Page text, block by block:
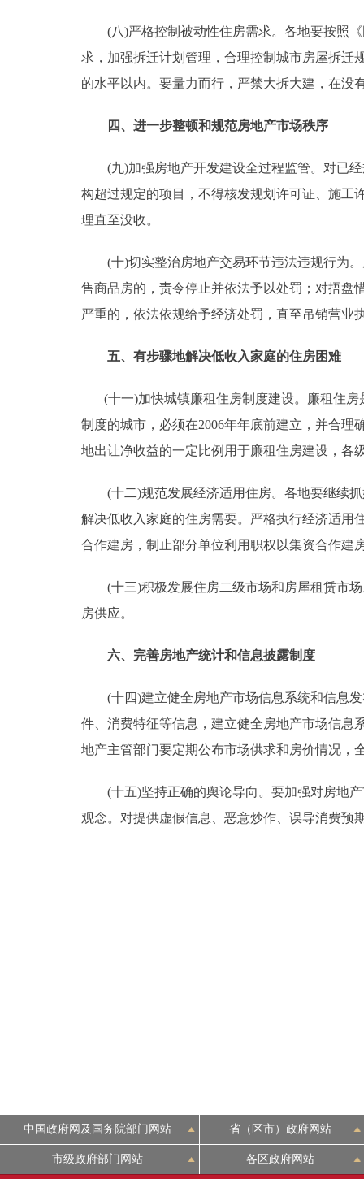
(八)严格控制被动性住房需求。各地要按照《
求，加强拆迁计划管理，合理控制城市房屋拆迁
的水平以内。要量力而行，严禁大拆大建，在没
四、进一步整顿和规范房地产市场秩序
(九)加强房地产开发建设全过程监管。对已经
构超过规定的项目，不得核发规划许可证、施工
理直至没收。
(十)切实整治房地产交易环节违法违规行为。
售商品房的，责令停止并依法予以处罚；对捂盘
严重的，依法依规给予经济处罚，直至吊销营业
五、有步骤地解决低收入家庭的住房困难
(十一)加快城镇廉租住房制度建设。廉租住房
制度的城市，必须在2006年年底前建立，并合
地出让净收益的一定比例用于廉租住房建设，各
(十二)规范发展经济适用住房。各地要继续抓
解决低收入家庭的住房需要。严格执行经济适用
合作建房，制止部分单位利用职权以集资合作建
(十三)积极发展住房二级市场和房屋租赁市场
房供应。
六、完善房地产统计和信息披露制度
(十四)建立健全房地产市场信息系统和信息发
件、消费特征等信息，建立健全房地产市场信息
地产主管部门要定期公布市场供求和房价情况，
(十五)坚持正确的舆论导向。要加强对房地产
观念。对提供虚假信息、恶意炒作、误导消费预
中国政府网及国务院部门网站 省（区市）政府网站
市级政府部门网站 各区政府网站